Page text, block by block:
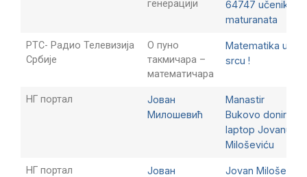
генерацији
64747 učenika
maturanata
РТС- Радио Телевизија
Србије
О пуно
такмичара –
математичара
Matematika u
srcu !
НГ портал
Јован
Милошевић
Manastir
Bukovo donirao
laptop Jovanu
Miloševiću
НГ портал
Јован
Jovan Milošević